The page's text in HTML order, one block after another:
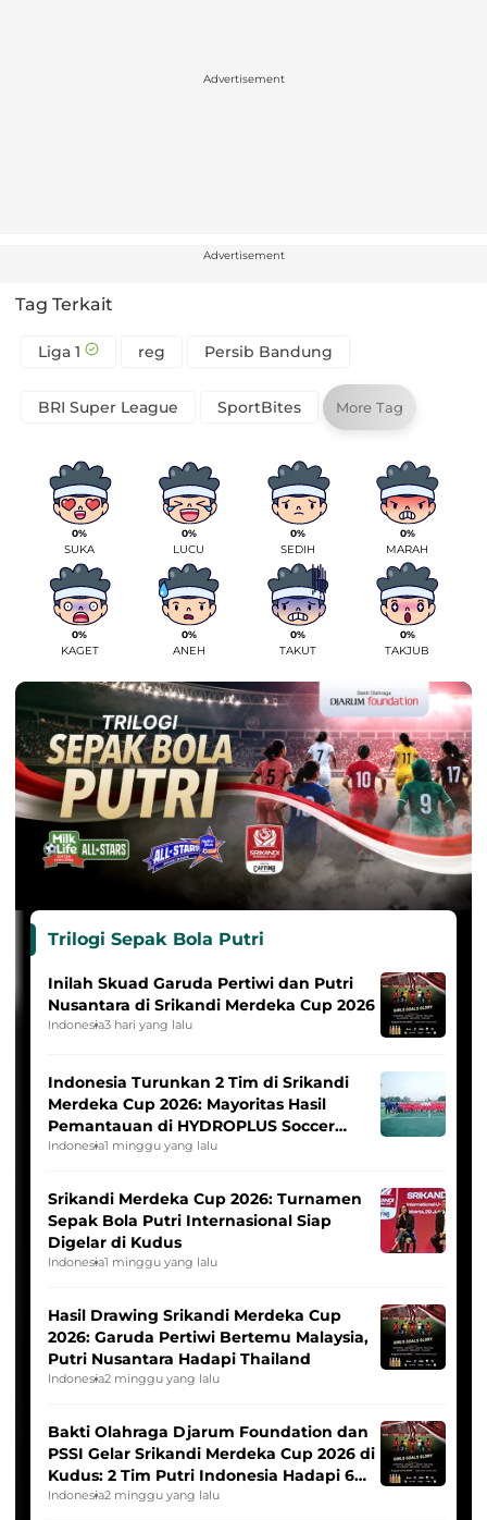
Advertisement
Advertisement
Tag Terkait
Liga 1 reg Persib Bandung
BRI Super League SportBites More Tag
0%
SUKA
0%
LUCU
0%
SEDIH
0%
MARAH
0%
KAGET
0%
ANEH
0%
TAKUT
0%
TAKJUB
Trilogi Sepak Bola Putri
Inilah Skuad Garuda Pertiwi dan Putri
Nusantara di Srikandi Merdeka Cup 2026
Indonesia3 hari yang lalu
Indonesia Turunkan 2 Tim di Srikandi
Merdeka Cup 2026: Mayoritas Hasil
Pemantauan di HYDROPLUS Soccer
League
Indonesia1 minggu yang lalu
Srikandi Merdeka Cup 2026: Turnamen
Sepak Bola Putri Internasional Siap
Digelar di Kudus
Indonesia1 minggu yang lalu
Hasil Drawing Srikandi Merdeka Cup
2026: Garuda Pertiwi Bertemu Malaysia,
Putri Nusantara Hadapi Thailand
Indonesia2 minggu yang lalu
Bakti Olahraga Djarum Foundation dan
PSSI Gelar Srikandi Merdeka Cup 2026 di
Kudus: 2 Tim Putri Indonesia Hadapi 6
Tim Asia
Indonesia2 minggu yang lalu